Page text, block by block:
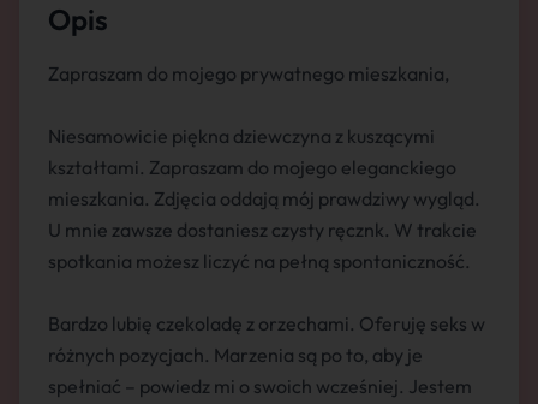
Opis
Zapraszam do mojego prywatnego mieszkania,
Niesamowicie piękna dziewczyna z kuszącymi
kształtami. Zapraszam do mojego eleganckiego
mieszkania. Zdjęcia oddają mój prawdziwy wygląd.
U mnie zawsze dostaniesz czysty ręcznk. W trakcie
spotkania możesz liczyć na pełną spontaniczność.
Bardzo lubię czekoladę z orzechami. Oferuję seks w
różnych pozycjach. Marzenia są po to, aby je
spełniać – powiedz mi o swoich wcześniej. Jestem